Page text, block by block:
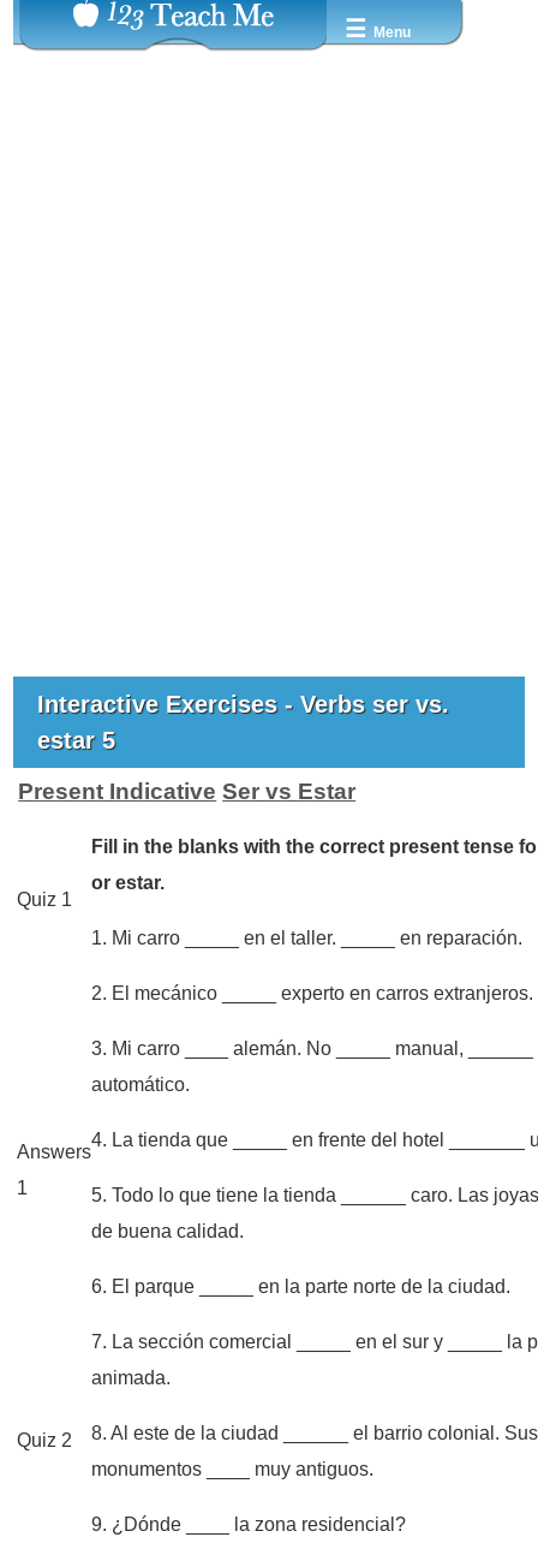
☰ Menu
Interactive Exercises - Verbs ser vs.
estar 5
Present Indicative Ser vs Estar
Quiz 1
Fill in the blanks with the correct present tense
or estar.
1. Mi carro _____ en el taller. _____ en reparación.
2. El mecánico _____ experto en carros extranjeros.
3. Mi carro ____ alemán. No _____ manual, ______
automático.
4. La tienda que _____ en frente del hotel _______
5. Todo lo que tiene la tienda ______ caro. Las
de buena calidad.
6. El parque _____ en la parte norte de la ciudad.
7. La sección comercial _____ en el sur y _____ la
animada.
8. Al este de la ciudad ______ el barrio colonial. Sus
monumentos ____ muy antiguos.
9. ¿Dónde ____ la zona residencial?
Answers
1
Quiz 2